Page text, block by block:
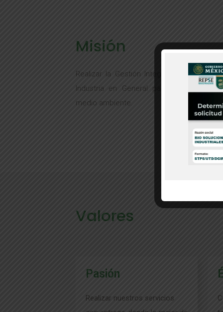
Misión
Realizar la Gestión Integral de Plagas
Industria en General para proteger
medio ambiente.
Valores
Pasión
Realizar nuestros servicios